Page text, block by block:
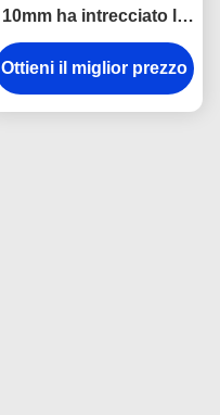
10mm ha intrecciato le
catene chiave di cuoio
che incidono Logo Car
Key Ring Holder
Ottieni il miglior prezzo